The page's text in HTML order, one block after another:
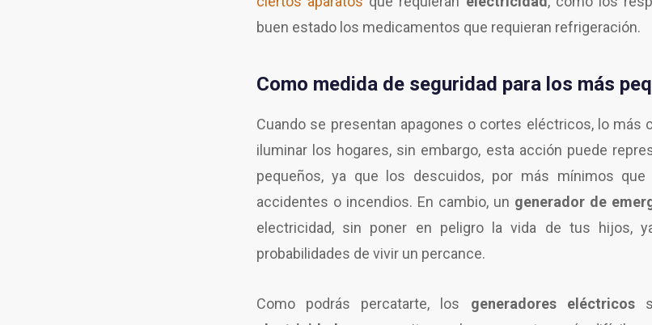
buen estado los medicamentos que requieran refrigeración.
Como medida de seguridad para los más
Cuando se presentan apagones o cortes eléctricos, lo más
iluminar los hogares, sin embargo, esta acción puede
pequeños, ya que los descuidos, por más mínimos que
accidentes o incendios. En cambio, un generador de
electricidad, sin poner en peligro la vida de tus hijos,
probabilidades de vivir un percance.
Como podrás percatarte, los generadores eléctricos